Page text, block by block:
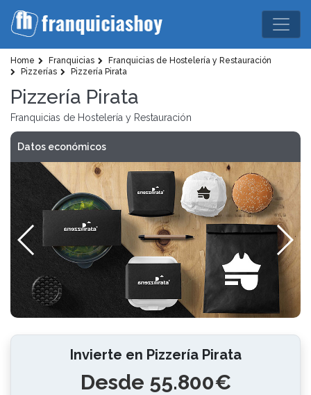
Home Franquicias
Franquicias de Hostelería y Restauración
Pizzerías
Pizzería Pirata
Pizzería Pirata
Franquicias de Hostelería y Restauración
Datos económicos
Invierte en Pizzería Pirata
Desde 55.800€